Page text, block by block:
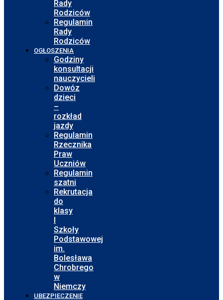
Rady
Rodziców
Regulamin
Rady
Rodziców
OGŁOSZENIA
Godziny
konsultacji
nauczycieli
Dowóz
dzieci
–
rozkład
jazdy
Regulamin
Rzecznika
Praw
Uczniów
Regulamin
szatni
Rekrutacja
do
klasy
I
Szkoły
Podstawowej
im.
Bolesława
Chrobrego
w
Niemczy
UBEZPIECZENIE